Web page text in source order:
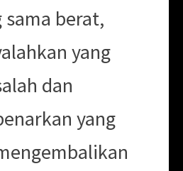
sama berat,
yang
dan
yang